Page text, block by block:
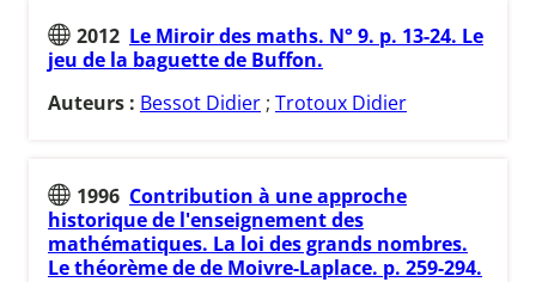
2012 Le Miroir des maths. N° 9. p. 13-24. Le
jeu de la baguette de Buffon.
Auteurs : Bessot Didier ; Trotoux Didier
1996 Contribution à une approche
historique de l'enseignement des
mathématiques. La loi des grands nombres.
Le théorème de de Moivre-Laplace. p. 259-294.